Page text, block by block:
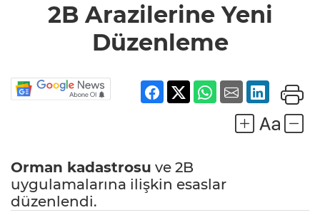
Düzenleme
2B Arazilerine Yeni
Düzenleme
Orman kadastrosu ve 2B
uygulamalarına ilişkin esaslar
düzenlendi.